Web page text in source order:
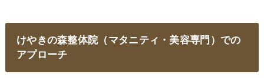
けやきの森整体院（マタニティ・美容専門）での
アプローチ